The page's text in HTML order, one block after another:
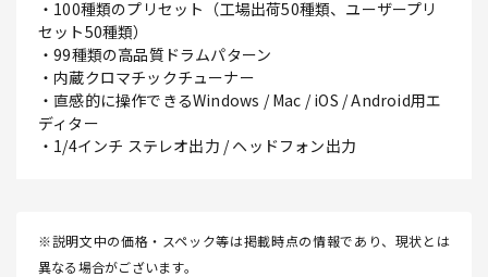
・100種類のプリセット（工場出荷50種類、ユーザープリ
セット50種類）
・99種類の高品質ドラムパターン
・内蔵クロマチックチューナー
・直感的に操作できるWindows / Mac / iOS / Android用エ
ディター
・1/4インチ ステレオ出力 / ヘッドフォン出力
※説明文中の価格・スペック等は掲載時点の情報であり、現状とは
異なる場合がございます。